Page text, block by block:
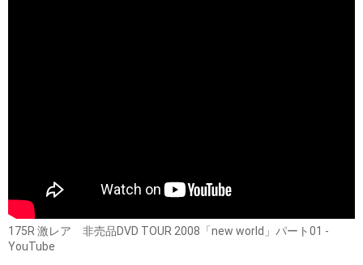
175R 激レア 非売品DVD TOUR 2008「new world」パート01 -
YouTube